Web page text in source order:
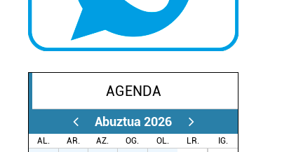
AGENDA
Abuztua 2026
AL. AR. AZ. OG. OL. LR.
IG.